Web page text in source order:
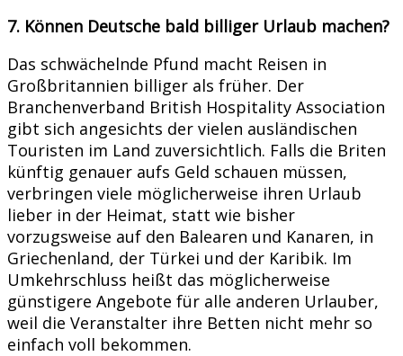
7. Können Deutsche bald billiger Urlaub machen?
Das schwächelnde Pfund macht Reisen in
Großbritannien billiger als früher. Der
Branchenverband British Hospitality Association
gibt sich angesichts der vielen ausländischen
Touristen im Land zuversichtlich. Falls die Briten
künftig genauer aufs Geld schauen müssen,
verbringen viele möglicherweise ihren Urlaub
lieber in der Heimat, statt wie bisher
vorzugsweise auf den Balearen und Kanaren, in
Griechenland, der Türkei und der Karibik. Im
Umkehrschluss heißt das möglicherweise
günstigere Angebote für alle anderen Urlauber,
weil die Veranstalter ihre Betten nicht mehr so
einfach voll bekommen.